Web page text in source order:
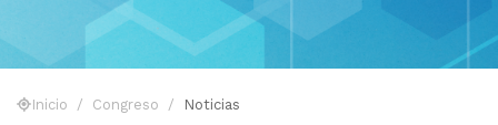
Inicio Congreso Noticias